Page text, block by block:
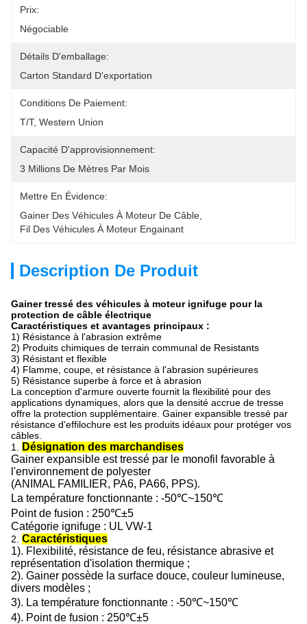
Prix:
Négociable
Détails D'emballage:
Carton Standard D'exportation
Conditions De Paiement:
T/T, Western Union
Capacité D'approvisionnement:
3 Millions De Mètres Par Mois
Mettre En Évidence:
Gainer Des Véhicules À Moteur De Câble
Fil Des Véhicules À Moteur Engainant
Description De Produit
Gainer tressé des véhicules à moteur ignifuge pour la
protection de câble électrique
Caractéristiques et avantages principaux :
1) Résistance à l'abrasion extrême
2) Produits chimiques de terrain communal de Resistants
3) Résistant et flexible
4) Flamme, coupe, et résistance à l'abrasion supérieures
5) Résistance superbe à force et à abrasion
La conception d'armure ouverte fournit la flexibilité pour des
applications dynamiques, alors que la densité accrue de tresse
offre la protection supplémentaire. Gainer expansible tressé par
résistance d'effilochure est les produits idéaux pour protéger vos
câbles.
1.
Désignation des marchandises
Gainer expansible est tressé par le monofil favorable à
l'environnement de polyester
(ANIMAL FAMILIER, PA6, PA66, PPS).
La température fonctionnante : -50℃~150℃
Point de fusion : 250℃±5
Catégorie ignifuge : UL VW-1
2. Caractéristiques
1). Flexibilité, résistance de feu, résistance abrasive et
représentation d'isolation thermique ;
2). Gainer possède la surface douce, couleur lumineuse,
divers modèles ;
3). La température fonctionnante : -50℃~150℃
4). Point de fusion : 250℃±5